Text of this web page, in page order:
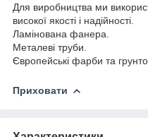
Для виробництва ми
високої якості і надійності.
Ламінована фанера.
Металеві труби.
Європейські фарби та
Приховати